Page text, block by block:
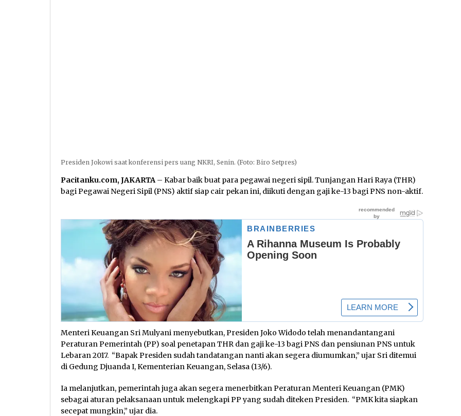
Presiden Jokowi saat konferensi pers uang NKRI, Senin. (Foto: Biro Setpres)
Pacitanku.com, JAKARTA – Kabar baik buat para pegawai negeri sipil. Tunjangan Hari Raya (THR)
bagi Pegawai Negeri Sipil (PNS) aktif siap cair pekan ini, diikuti dengan gaji ke-13 bagi PNS non-aktif.
Menteri Keuangan Sri Mulyani menyebutkan, Presiden Joko Widodo telah menandantangani
Peraturan Pemerintah (PP) soal penetapan THR dan gaji ke-13 bagi PNS dan pensiunan PNS untuk
Lebaran 2017. “Bapak Presiden sudah tandatangan nanti akan segera diumumkan,” ujar Sri ditemui
di Gedung Djuanda I, Kementerian Keuangan, Selasa (13/6).
Ia melanjutkan, pemerintah juga akan segera menerbitkan Peraturan Menteri Keuangan (PMK)
sebagai aturan pelaksanaan untuk melengkapi PP yang sudah diteken Presiden. “PMK kita siapkan
secepat mungkin,” ujar dia.